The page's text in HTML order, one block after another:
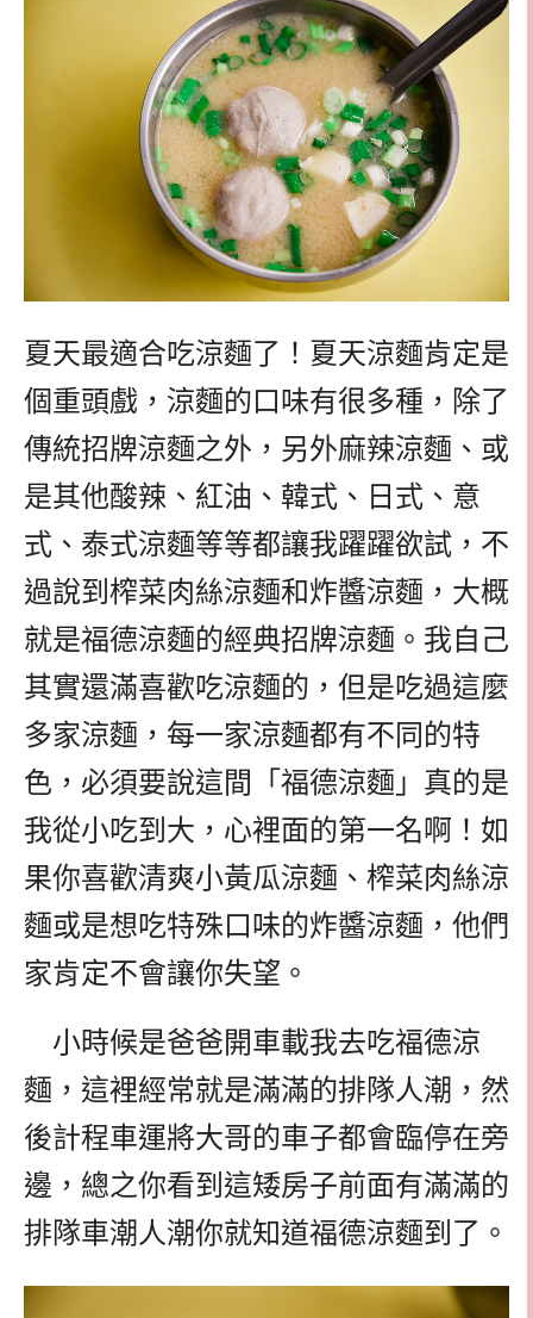
夏天最適合吃涼麵了！夏天涼麵肯定是
個重頭戲，涼麵的口味有很多種，除了
傳統招牌涼麵之外，另外麻辣涼麵、或
是其他酸辣、紅油、韓式、日式、意
式、泰式涼麵等等都讓我躍躍欲試，不
過說到榨菜肉絲涼麵和炸醬涼麵，大概
就是福德涼麵的經典招牌涼麵。我自己
其實還滿喜歡吃涼麵的，但是吃過這麼
多家涼麵，每一家涼麵都有不同的特
色，必須要說這間「福德涼麵」真的是
我從小吃到大，心裡面的第一名啊！如
果你喜歡清爽小黃瓜涼麵、榨菜肉絲涼
麵或是想吃特殊口味的炸醬涼麵，他們
家肯定不會讓你失望。
小時候是爸爸開車載我去吃福德涼
麵，這裡經常就是滿滿的排隊人潮，然
後計程車運將大哥的車子都會臨停在旁
邊，總之你看到這矮房子前面有滿滿的
排隊車潮人潮你就知道福德涼麵到了。